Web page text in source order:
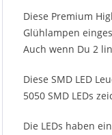
Diese Premium
Glühlampen
Auch wenn Du 2
Diese SMD LED
5050 SMD LEDs
Die LEDs haben